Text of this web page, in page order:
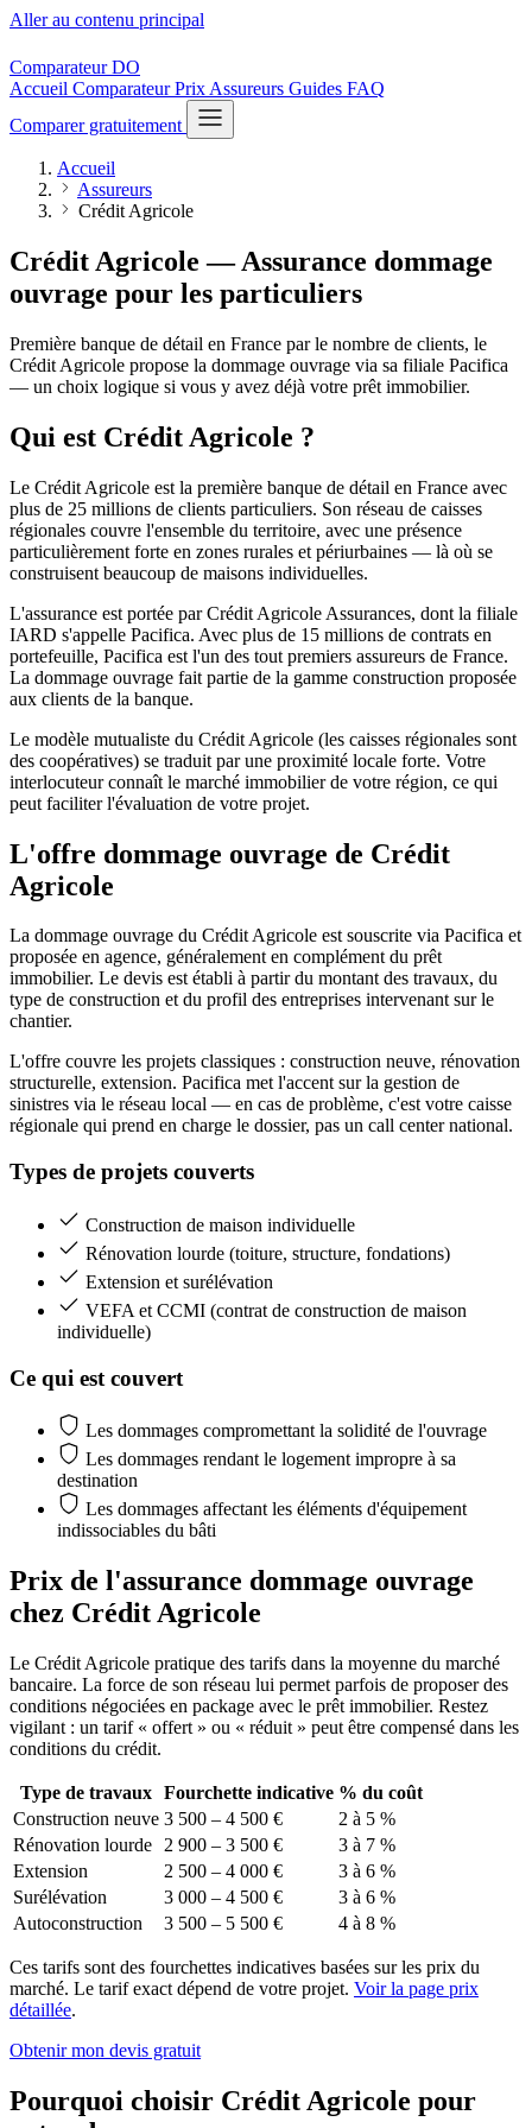
Aller au contenu principal
ComparateurDO
Accueil ComparateurPrix Assureurs Guides FAQ
Comparer gratuitement
Accueil
Assureurs
Crédit Agricole
Crédit Agricole — Assurance dommage
ouvrage pour les particuliers
Première banque de détail en France par le nombre de clients, le
Crédit Agricole propose la dommage ouvrage via sa filiale Pacifica
— un choix logique si vous y avez déjà votre prêt immobilier.
Qui est Crédit Agricole ?
Le Crédit Agricole est la première banque de détail en France avec
plus de 25 millions de clients particuliers. Son réseau de caisses
régionales couvre l'ensemble du territoire, avec une présence
particulièrement forte en zones rurales et périurbaines — là où se
construisent beaucoup de maisons individuelles.
L'assurance est portée par Crédit Agricole Assurances, dont la filiale
IARD s'appelle Pacifica. Avec plus de 15 millions de contrats en
portefeuille, Pacifica est l'un des tout premiers assureurs de France.
La dommage ouvrage fait partie de la gamme construction proposée
aux clients de la banque.
Le modèle mutualiste du Crédit Agricole (les caisses régionales sont
des coopératives) se traduit par une proximité locale forte. Votre
interlocuteur connaît le marché immobilier de votre région, ce qui
peut faciliter l'évaluation de votre projet.
L'offre dommage ouvrage de Crédit
Agricole
La dommage ouvrage du Crédit Agricole est souscrite via Pacifica et
proposée en agence, généralement en complément du prêt
immobilier. Le devis est établi à partir du montant des travaux, du
type de construction et du profil des entreprises intervenant sur le
chantier.
L'offre couvre les projets classiques : construction neuve, rénovation
structurelle, extension. Pacifica met l'accent sur la gestion de
sinistres via le réseau local — en cas de problème, c'est votre caisse
régionale qui prend en charge le dossier, pas un call center national.
Types de projets couverts
Construction de maison individuelle
Rénovation lourde (toiture, structure, fondations)
Extension et surélévation
VEFA et CCMI (contrat de construction de maison
individuelle)
Ce qui est couvert
Les dommages compromettant la solidité de l'ouvrage
Les dommages rendant le logement impropre à sa
destination
Les dommages affectant les éléments d'équipement
indissociables du bâti
Prix de l'assurance dommage ouvrage
chez Crédit Agricole
Le Crédit Agricole pratique des tarifs dans la moyenne du marché
bancaire. La force de son réseau lui permet parfois de proposer des
conditions négociées en package avec le prêt immobilier. Restez
vigilant : un tarif « offert » ou « réduit » peut être compensé dans les
conditions du crédit.
Type de travaux Fourchette indicative % du coût
Construction neuve 3 500 – 4 500 €
2 à 5 %
Rénovation lourde
2 900 – 3 500 €
3 à 7 %
Extension
2 500 – 4 000 €
3 à 6 %
Surélévation
3 000 – 4 500 €
3 à 6 %
Autoconstruction
3 500 – 5 500 € 4 à 8 %
Ces tarifs sont des fourchettes indicatives basées sur les prix du
marché. Le tarif exact dépend de votre projet. Voir la page prix
détaillée.
Obtenir mon devis gratuit
Pourquoi choisir Crédit Agricole pour